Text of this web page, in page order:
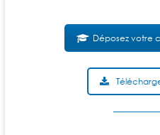
Déposez votre